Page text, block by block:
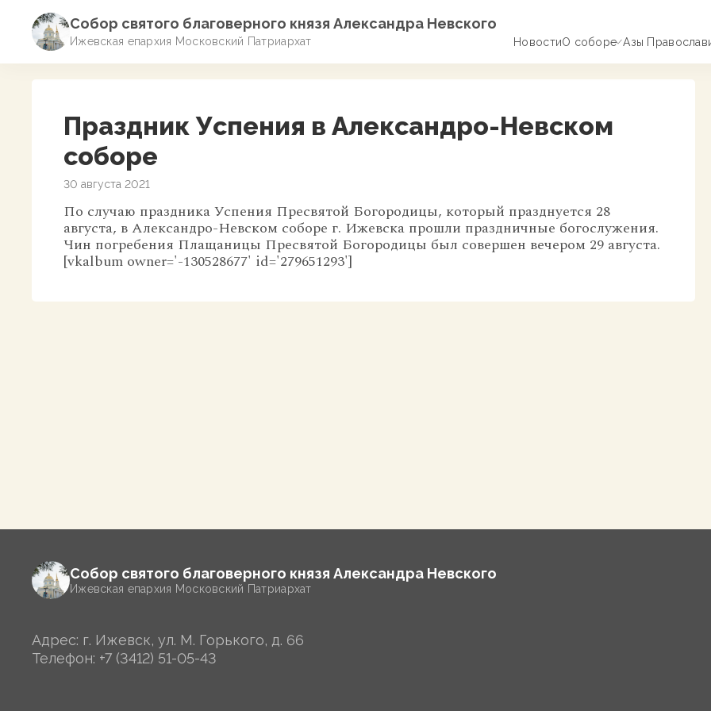
Собор святого благоверного князя Александра Невского
Ижевская епархия Московский Патриархат НовостиО соборе Азы
Праздник Успения в Александро-Невском
соборе
30 августа 2021
По случаю праздника Успения Пресвятой Богородицы, который празднуется 28
августа, в Александро-Невском соборе г. Ижевска прошли праздничные богослужения.
Чин погребения Плащаницы Пресвятой Богородицы был совершен вечером 29 августа.
[vkalbum owner='-130528677' id='279651293']
Собор святого благоверного князя Александра Невского
Ижевская епархия Московский Патриархат
Адрес: г. Ижевск, ул. М. Горького, д. 66
Телефон: +7 (3412) 51-05-43